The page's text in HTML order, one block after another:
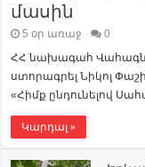
մասին
5 օր առաջ
0
ՀՀ նախագահ Վահագն
ստորագրել Նիկոլ
«Հիմք ընդունելով
Կարդալ »